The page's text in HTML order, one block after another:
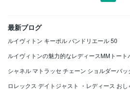
最新ブログ
ルイヴィトン キーポル バンドリエール 50
ルイヴィトンの魅力的なレディースMMトート
シャネル マトラッセ チェーン ショルダーバッ
ロレックス デイトジャスト ・レディース おし